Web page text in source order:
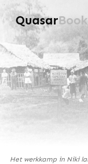
Quasar
Het werkkamp in Niki